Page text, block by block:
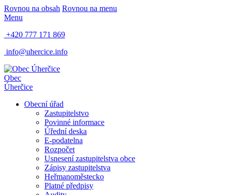
Rovnou na obsah Rovnou na menu
Menu
+420 777 171 869
info@uhercice.info
Obec
Úherčice
Obecní úřad
Zastupitelstvo
Povinné informace
Úřední deska
E-podatelna
Rozpočet
Usnesení zastupitelstva obce
Zápisy zastupitelstva
Heř​manoměstecko
Platné předpisy